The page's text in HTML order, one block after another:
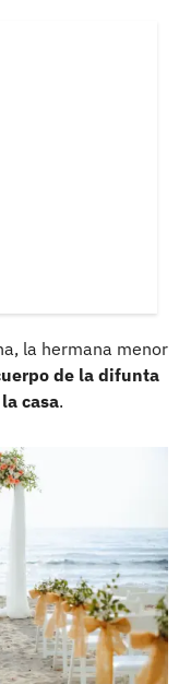
la hermana menor
de la difunta
casa.